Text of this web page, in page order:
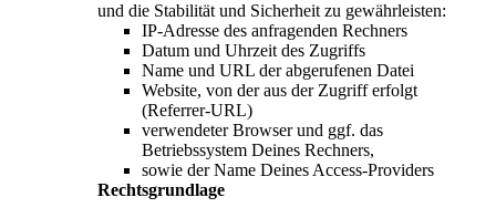
und die Stabilität und Sicherheit zu gewährleisten:
IP-Adresse des anfragenden Rechners
Datum und Uhrzeit des Zugriffs
Name und URL der abgerufenen Datei
Website, von der aus der Zugriff erfolgt
(Referrer-URL)
verwendeter Browser und ggf. das
Betriebssystem Deines Rechners,
sowie der Name Deines Access-Providers
Rechtsgrundlage